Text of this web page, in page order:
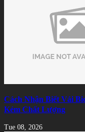
Cách Nhận Biết Vải
Kém Chất Lượng
Tue 08, 2026